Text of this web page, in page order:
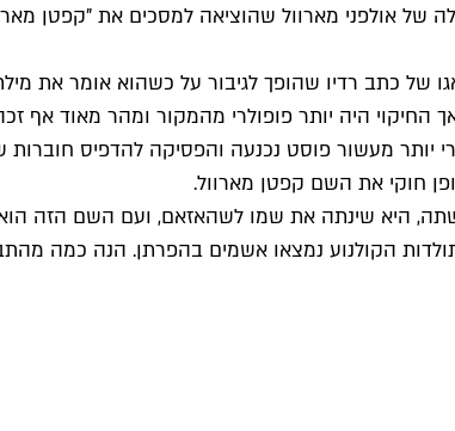
אולפני מארוול שהוציאה למסכים את "קפטן
קפטן מארוול נולד כשנה אחרי סופרמן (1939), כאלטר אגו של כתב רדיו
החיקוי היה יותר פופולרי מהמקור ומהר מאוד
חוקי את השם קפטן מארוול.
הקולנוע נמצאו אשמים בהפרתן. הנה כמה